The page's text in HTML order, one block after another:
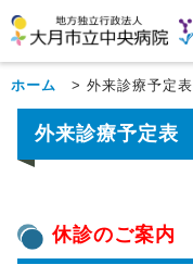
ホーム > 外来診療予定表
外来診療予定表
休診のご案内